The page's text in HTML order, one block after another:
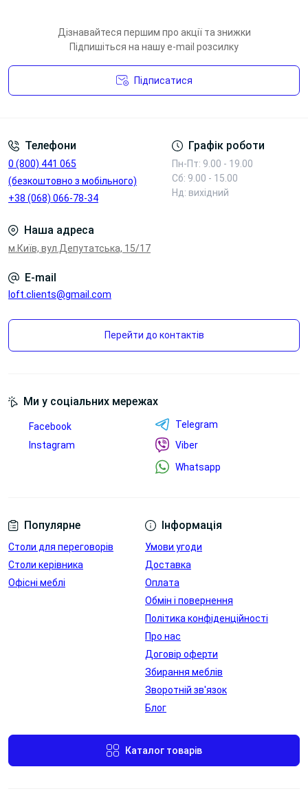
Дізнавайтеся першим про акції та знижки
Підпишіться на нашу e-mail розсилку
Підписатися
Телефони
0 (800) 441 065
(безкоштовно з мобільного)
+38 (068) 066-78-34
Графік роботи
Пн-Пт: 9.00 - 19.00
Сб: 9.00 - 15.00
Нд: вихідний
Наша адреса
м.Київ, вул.Депутатська, 15/17
E-mail
loft.clients@gmail.com
Перейти до контактів
Популярне
Столи для переговорів
Столи керівника
Офісні меблі
Інформація
Умови угоди
Доставка
Оплата
Обмін і повернення
Політика конфіденційності
Про нас
Договір оферти
Збирання меблів
Зворотній зв'язок
Блог
Каталог товарів
Ми у соціальних мережах
Facebook
Instagram
Telegram
Viber
Whatsapp